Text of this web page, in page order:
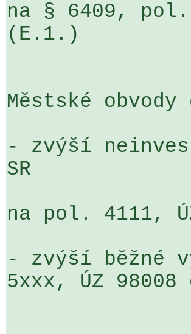
na § 6409,
(E.1.)
Městské
- zvýší
SR
na pol. 4111,
- zvýší běžné
5xxx, ÚZ